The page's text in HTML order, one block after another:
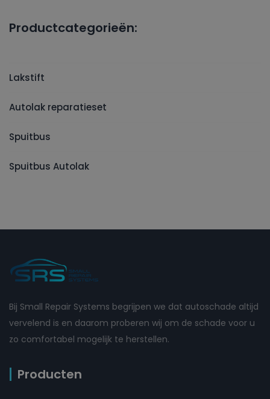
Productcategorieën:
Lakstift
Autolak reparatieset
Spuitbus
Spuitbus Autolak
Bij Small Repair Systems begrijpen we dat autoschade altijd
vervelend is en daarom proberen wij om de schade voor u
zo comfortabel mogelijk te herstellen.
Producten